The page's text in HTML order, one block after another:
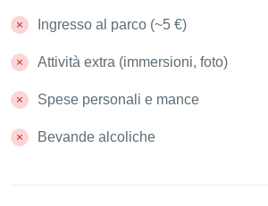
Ingresso al parco (~5 €)
Attività extra (immersioni, foto)
Spese personali e mance
Bevande alcoliche